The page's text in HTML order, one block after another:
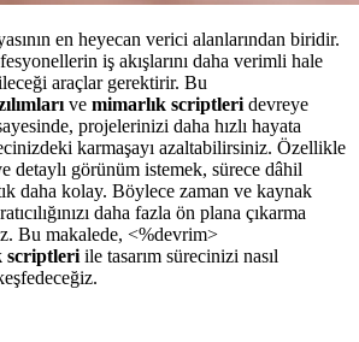
en heyecan verici alanlarından biridir.
iş akışlarını daha verimli hale
araçlar gerektirir. Bu
ve mimarlık scriptleri devreye
projelerinizi daha hızlı hayata
karmaşayı azaltabilirsiniz. Özellikle
detaylı görünüm istemek, sürece dâhil
daha kolay. Böylece zaman ve kaynak
daha fazla ön plana çıkarma
Bu makalede, <%devrim>
scriptleri ile tasarım sürecinizi nasıl